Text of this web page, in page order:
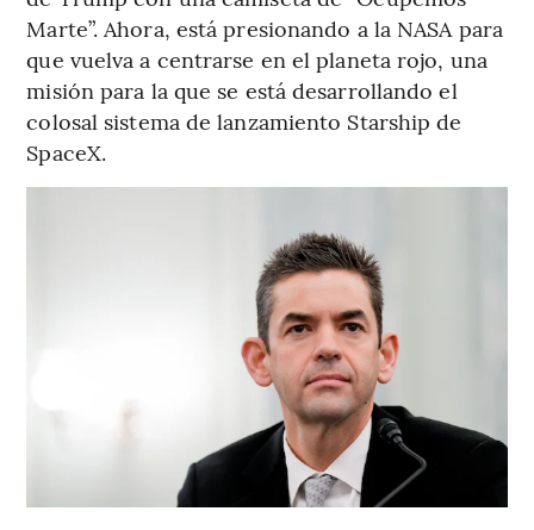
Marte”. Ahora, está presionando a la NASA para
que vuelva a centrarse en el planeta rojo, una
misión para la que se está desarrollando el
colosal sistema de lanzamiento Starship de
SpaceX.